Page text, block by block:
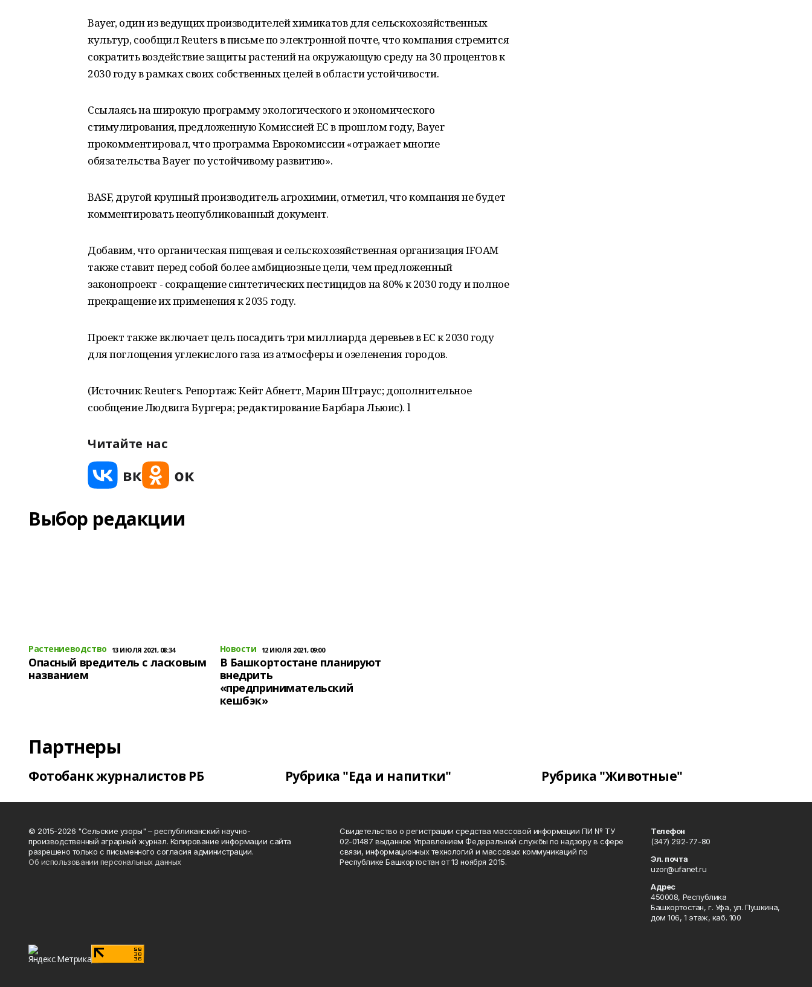
Bayer, один из ведущих производителей химикатов для сельскохозяйственных
культур, сообщил Reuters в письме по электронной почте, что компания стремится
сократить воздействие защиты растений на окружающую среду на 30 процентов к
2030 году в рамках своих собственных целей в области устойчивости.
Ссылаясь на широкую программу экологического и экономического
стимулирования, предложенную Комиссией ЕС в прошлом году, Bayer
прокомментировал, что программа Еврокомиссии «отражает многие
обязательства Bayer по устойчивому развитию».
BASF, другой крупный производитель агрохимии, отметил, что компания не будет
комментировать неопубликованный документ.
Добавим, что органическая пищевая и сельскохозяйственная организация IFOAM
также ставит перед собой более амбициозные цели, чем предложенный
законопроект - сокращение синтетических пестицидов на 80% к 2030 году и полное
прекращение их применения к 2035 году.
Проект также включает цель посадить три миллиарда деревьев в ЕС к 2030 году
для поглощения углекислого газа из атмосферы и озеленения городов.
(Источник: Reuters. Репортаж: Кейт Абнетт, Марин Штраус; дополнительное
сообщение Людвига Бургера; редактирование Барбара Льюис). l
Читайте нас
Выбор редакции
Растениеводство 13 ИЮЛЯ 2021, 08:34
Опасный вредитель с ласковым
названием
Новости 12 ИЮЛЯ 2021, 09:00
В Башкортостане планируют
внедрить
«предпринимательский
кешбэк»
Партнеры
Фотобанк журналистов РБ Рубрика "Еда и напитки" Рубрика "Животные"
© 2015-2026 "Сельские узоры" – республиканский научно-
производственный аграрный журнал. Копирование информации сайта
разрешено только с письменного согласия администрации.
Об использовании персональных данных
Свидетельство о регистрации средства массовой информации ПИ № ТУ
02-01487 выданное Управлением Федеральной службы по надзору в сфере
связи, информационных технологий и массовых коммуникаций по
Республике Башкортостан от 13 ноября 2015.
Телефон
(347) 292-77-80
Эл. почта
uzor@ufanet.ru
Адрес
450008, Республика
Башкортостан, г. Уфа, ул. Пушкина,
дом 106, 1 этаж, каб. 100